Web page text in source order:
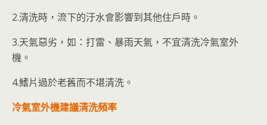
2.清洗時，流下的汙水會影響到其他住戶時。
3.天氣惡劣，如：打雷、暴雨天氣，不宜清洗冷氣室外
機。
4.鰭片過於老舊而不堪清洗。
冷氣室外機建議清洗頻率